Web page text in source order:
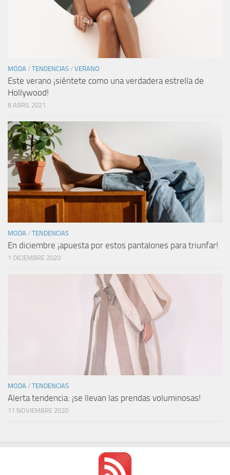
MODA / TENDENCIAS / VERANO
Este verano ¡siéntete como una verdadera estrella de
Hollywood!
8 ABRIL 2021
MODA / TENDENCIAS
En diciembre ¡apuesta por estos pantalones para triunfar!
1 DICIEMBRE 2020
MODA / TENDENCIAS
Alerta tendencia: ¡se llevan las prendas voluminosas!
11 NOVIEMBRE 2020